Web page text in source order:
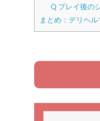
Q プレイ後の
まとめ：デリヘ